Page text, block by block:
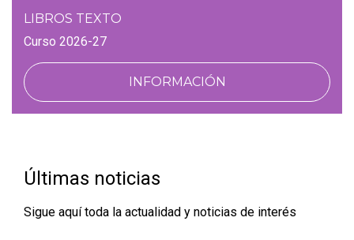
LIBROS TEXTO
Curso 2026-27
INFORMACIÓN
Últimas noticias
Sigue aquí toda la actualidad y noticias de interés